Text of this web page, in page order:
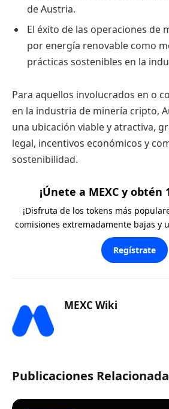
de Austria.
El éxito de las operaciones de
por energía renovable como
prácticas sostenibles en la
Para aquellos involucrados en o
en la industria de minería cripto,
una ubicación viable y atractiva,
legal, incentivos económicos y
sostenibilidad.
¡Únete a MEXC y obtén
¡Disfruta de los tokens más
comisiones extremadamente bajas y
Regístrate
MEXC Wiki
Publicaciones